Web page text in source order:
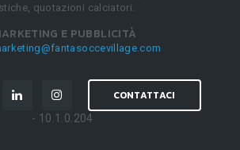
quotazioni calciatori.
E PUBBLICITÀ
CONTATTACI
- 10.1.0.204